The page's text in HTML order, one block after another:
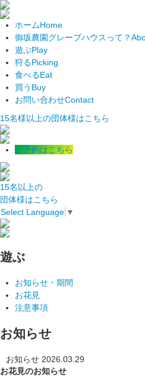
ホームHome
御坂農園グレープハウスって？
遊ぶPlay
狩るPicking
食べるEat
買う Buy
お問い合わせContact
15名様以上の団体様はこちら
ご予約はこちら
15名以上の
団体様はこちら
Select Language ▼
遊ぶ
お知らせ・期間
お花見
注意事項
お知らせ
お知らせ 2026.03.29
お花見のお知らせ